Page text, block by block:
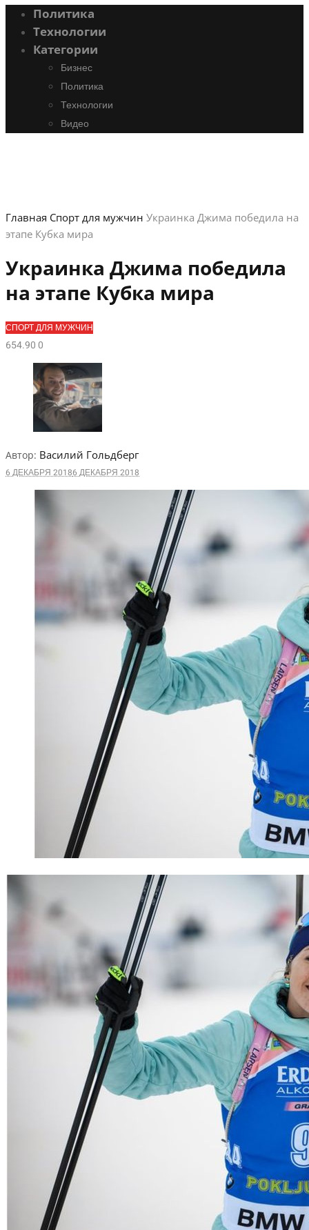
Политика
Технологии
Категории
Бизнес
Политика
Технологии
Видео
Главная Спорт для мужчин Украинка Джима победила на
этапе Кубка мира
Украинка Джима победила
на этапе Кубка мира
СПОРТ ДЛЯ МУЖЧИН
654.900
Автор: Василий Гольдберг
6 ДЕКАБРЯ 20186 ДЕКАБРЯ 2018